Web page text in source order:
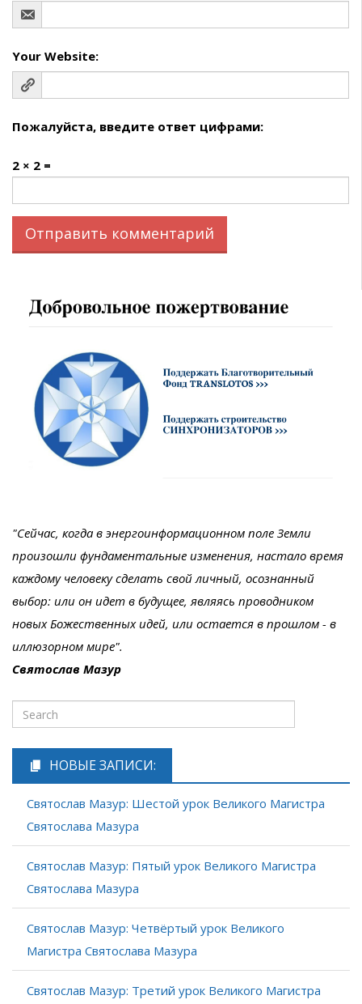
Your Website:
Пожалуйста, введите ответ цифрами:
2 × 2 =
"Сейчас, когда в энергоинформационном поле Земли
произошли фундаментальные изменения, настало время
каждому человеку сделать свой личный, осознанный
выбор: или он идет в будущее, являясь проводником
новых Божественных идей, или остается в прошлом - в
иллюзорном мире".
Святослав Мазур
НОВЫЕ ЗАПИСИ:
Святослав Мазур: Шестой урок Великого Магистра
Святослава Мазура
Святослав Мазур: Пятый урок Великого Магистра
Святослава Мазура
Святослав Мазур: Четвёртый урок Великого
Магистра Святослава Мазура
Святослав Мазур: Третий урок Великого Магистра